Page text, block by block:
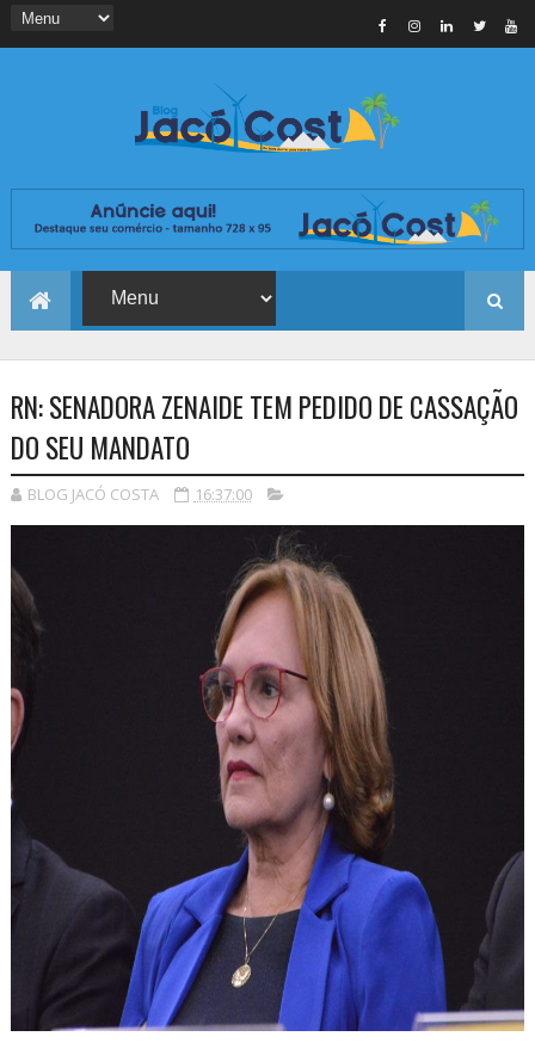
RN: SENADORA ZENAIDE TEM PEDIDO DE CASSAÇÃO
DO SEU MANDATO
BLOG JACÓ COSTA 16:37:00